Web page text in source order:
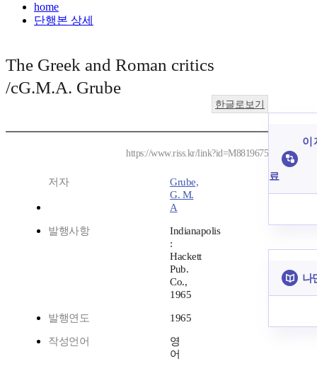
home
단행본 상세
The Greek and Roman critics
/cG.M.A. Grube
한글로보기
https://www.riss.kr/link?id=M8819675
저자
Grube,
G. M.
A
발행사항
Indianapolis
:
Hackett
Pub.
Co.,
1965
발행연도 1965
작성언어
영
어
이
료
나